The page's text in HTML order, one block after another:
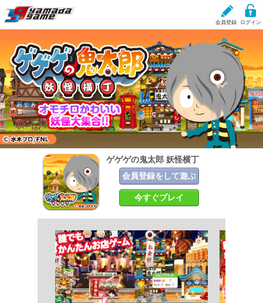
横丁
会員登録 ログイン
ゲゲゲの鬼太郎 妖怪横丁
会員登録をして遊ぶ
今すぐプレイ
現在、掲載しているお知らせはありません。